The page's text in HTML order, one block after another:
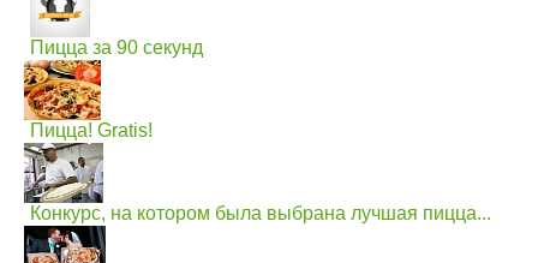
Пицца за 90 секунд
Пицца! Gratis!
Конкурс, на котором была выбрана лучшая пицца...